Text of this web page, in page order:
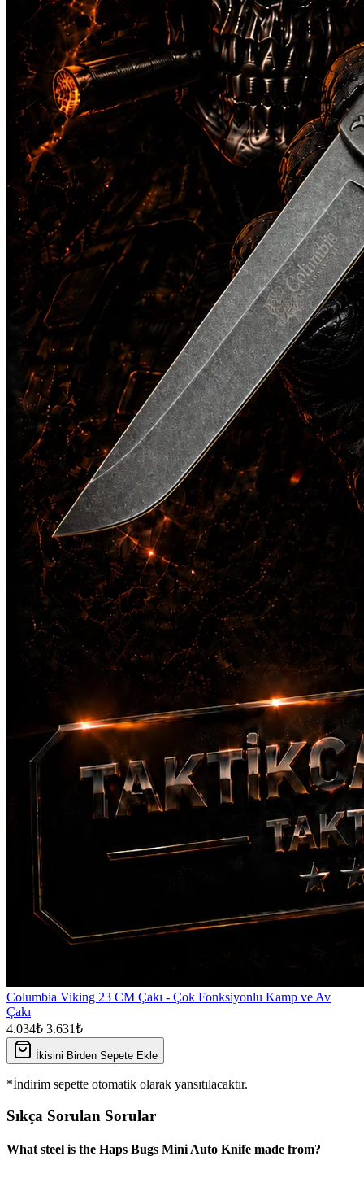
Columbia Viking 23 CM Çakı - Çok Fonksiyonlu Kamp ve Av
Çakı
4.034₺ 3.631₺
İkisini Birden Sepete Ekle
*İndirim sepette otomatik olarak yansıtılacaktır.
Sıkça Sorulan Sorular
What steel is the Haps Bugs Mini Auto Knife made from?